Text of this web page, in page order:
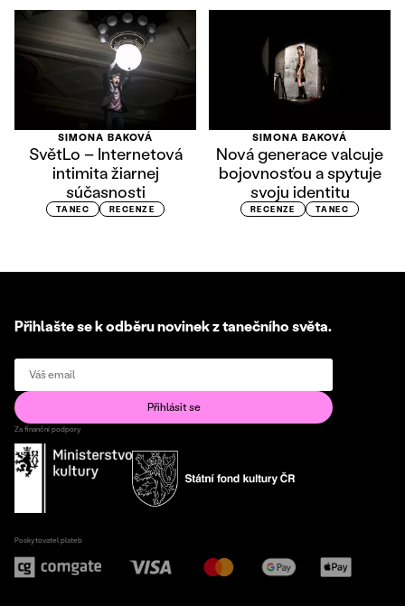
SIMONA BAKOVÁ
SvětLo – Internetová
intimita žiarnej
súčasnosti
TANEC RECENZE
SIMONA BAKOVÁ
Nová generace valcuje
bojovnosťou a spytuje
svoju identitu
RECENZE TANEC
Přihlašte se k odběru novinek z tanečního světa.
Za finanční podpory
Poskytovatel plateb